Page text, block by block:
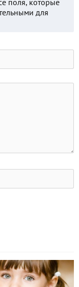
поля, которые
для